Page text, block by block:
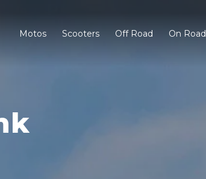
Motos Scooters Off Road On Road